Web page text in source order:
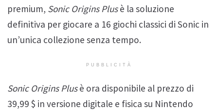
premium, Sonic Origins Plusè la soluzione
definitiva per giocare a 16 giochi classici di Sonic in
un’unica collezione senza tempo.
PUBBLICITÀ
Sonic Origins Plusè ora disponibile al prezzo di
39,99 $ in versione digitale e fisica su Nintendo